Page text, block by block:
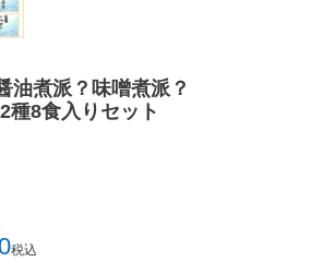
油煮派？味噌煮派？
種8食入りセット
税込